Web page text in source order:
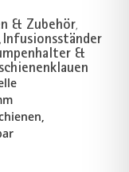
& Zubehör,
, Infusionsständer
&